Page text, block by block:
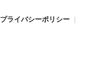
プライバシーポリシー